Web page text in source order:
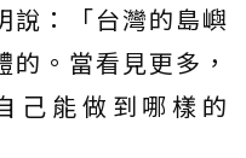
說：「台灣的島嶼
。當看見更多，
己能做到哪樣的